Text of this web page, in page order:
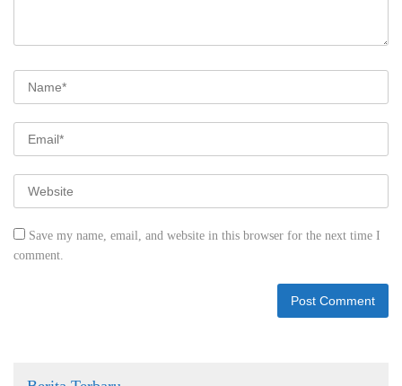
Save my name, email, and website in this browser for the next time I
comment.